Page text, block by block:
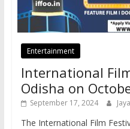
Entertainment
International
Odisha on
September 17, 2024
The International Film